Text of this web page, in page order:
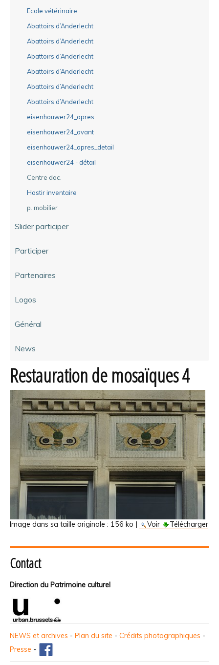
Ecole vétérinaire
Abattoirs d’Anderlecht
Abattoirs d’Anderlecht
Abattoirs d’Anderlecht
Abattoirs d’Anderlecht
Abattoirs d’Anderlecht
Abattoirs d’Anderlecht
eisenhouwer24_apres
eisenhouwer24_avant
eisenhouwer24_apres_detail
eisenhouwer24 - détail
Centre doc.
Hastir inventaire
p. mobilier
Slider participer
Participer
Partenaires
Logos
Général
News
Restauration de mosaïques 4
Image dans sa taille originale : 156 ko | Voir Télécharger
Contact
Direction du Patrimoine culturel
NEWS et archives - Plan du site - Crédits photographiques -
Presse -